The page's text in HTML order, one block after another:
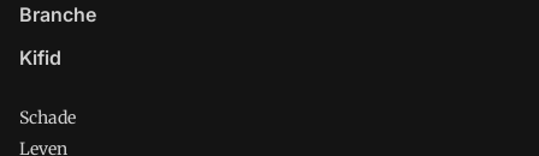
Branche
Kifid
Schade
Leven